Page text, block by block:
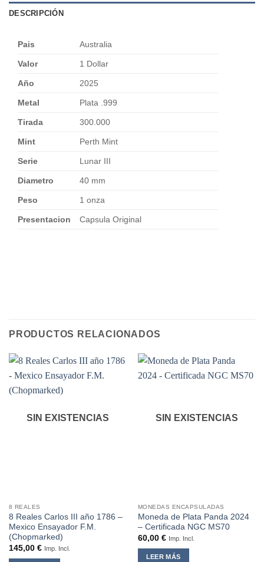
DESCRIPCIÓN
Pais Australia
Valor 1 Dollar
Año 2025
Metal Plata .999
Tirada 300.000
Mint Perth Mint
Serie Lunar III
Diametro 40 mm
Peso 1 onza
Presentacion Capsula Original
PRODUCTOS RELACIONADOS
SIN EXISTENCIAS
8 REALES
8 Reales Carlos III año 1786 –
Mexico Ensayador F.M.
(Chopmarked)
145,00 € Imp. Incl.
SIN EXISTENCIAS
MONEDAS ENCAPSULADAS
Moneda de Plata Panda 2024
– Certificada NGC MS70
60,00 € Imp. Incl.
LEER MÁS